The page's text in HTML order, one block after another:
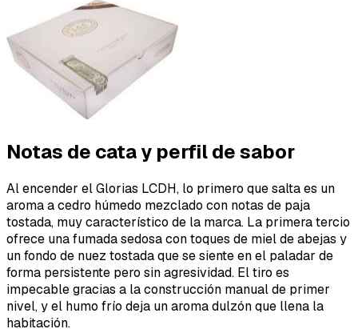
Notas de cata y perfil de sabor
Al encender el Glorias LCDH, lo primero que salta es un
aroma a cedro húmedo mezclado con notas de paja
tostada, muy característico de la marca. La primera tercio
ofrece una fumada sedosa con toques de miel de abejas y
un fondo de nuez tostada que se siente en el paladar de
forma persistente pero sin agresividad. El tiro es
impecable gracias a la construcción manual de primer
nivel, y el humo frío deja un aroma dulzón que llena la
habitación.